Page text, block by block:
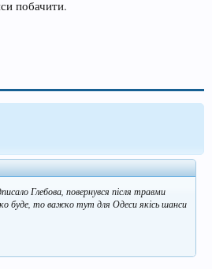
побачити.
Глебова, повернувся після травми
буде, то важко тут для Одеси якісь шанси